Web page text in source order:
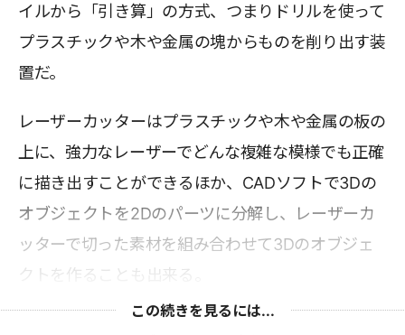
イルから「引き算」の方式、つまりドリルを使って
プラスチックや木や金属の塊からものを削り出す装
置だ。
レーザーカッターはプラスチックや木や金属の板の
上に、強力なレーザーでどんな複雑な模様でも正確
に描き出すことができるほか、CADソフトで3Dの
オブジェクトを2Dのパーツに分解し、レーザーカ
ッターで切った素材を組み合わせて3Dのオブジェ
クトを作ることも出来る。
この続きを見るには...